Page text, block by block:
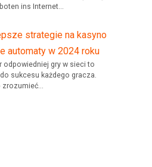
ins Internet...
strategie na kasyno
automaty w 2024 roku
odpowiedniej gry w sieci to
sukcesu każdego gracza.
zrozumieć...